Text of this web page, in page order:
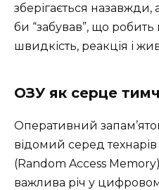
зберігається
би “забував”, що
швидкість, реакція і
ОЗУ як серце
Оперативний
відомий серед
(Random Access
важлива річ у